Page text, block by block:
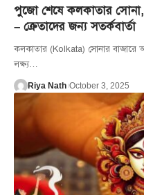
পুজো শেষে কলকাতার
– ক্রেতাদের জন্য সতর্কবার্তা
কলকাতার (Kolkata) সোনার
লক্ষ্য…
Riya Nath October 3, 2025